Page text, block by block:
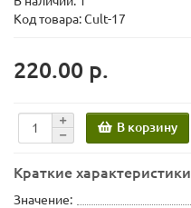
Код товара: Cult-17
220.00 р.
В корзину
Краткие характеристики
Значение: